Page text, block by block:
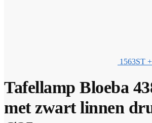
1563ST
Tafellamp Bloeba
met zwart linnen